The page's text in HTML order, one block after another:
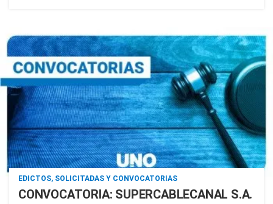
EDICTOS, SOLICITADAS Y CONVOCATORIAS
CONVOCATORIA: SUPERCABLECANAL S.A.